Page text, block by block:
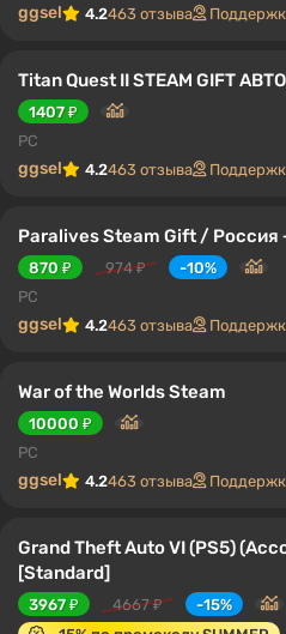
ggsel 4.2463 отзыва
Titan Quest II STEAM GIFT
1407 ₽
PC
ggsel 4.2463 отзыва
Paralives Steam Gift /
870 ₽ 974 ₽
-10%
PC
ggsel 4.2463 отзыва
War of the Worlds Steam
10000 ₽
PC
ggsel 4.2463 отзыва
Grand Theft Auto VI (PS5)
[Standard]
3967 ₽ 4667 ₽
-15%